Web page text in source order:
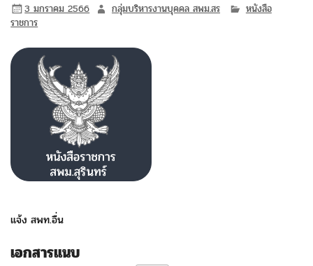
3 มกราคม 2566 กลุ่มบริหารงานบุคคล สพม.สร
หนังสือ
ราชการ
แจ้ง สพท.อื่น
เอกสารแนบ